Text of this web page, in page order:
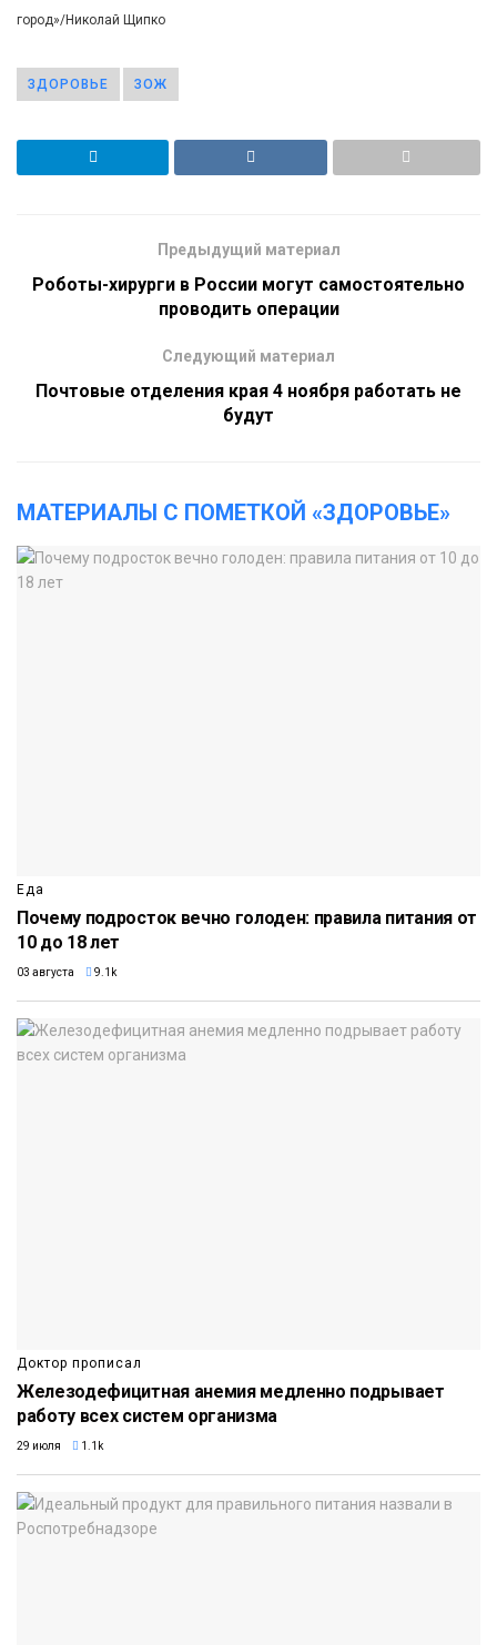
город»/Николай Щипко
ЗДОРОВЬЕ ЗОЖ
Предыдущий материал
Роботы-хирурги в России могут самостоятельно
проводить операции
Следующий материал
Почтовые отделения края 4 ноября работать не
будут
МАТЕРИАЛЫ С ПОМЕТКОЙ «ЗДОРОВЬЕ»
Еда
Почему подросток вечно голоден: правила питания от
10 до 18 лет
03 августа 9.1k
Доктор прописал
Железодефицитная анемия медленно подрывает
работу всех систем организма
29 июля 1.1k